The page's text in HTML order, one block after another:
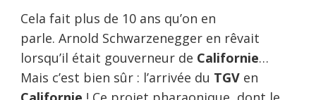
Cela fait plus de 10 ans qu’on en
parle. Arnold Schwarzenegger en rêvait
lorsqu’il était gouverneur de Californie…
Mais c’est bien sûr : l’arrivée du TGV en